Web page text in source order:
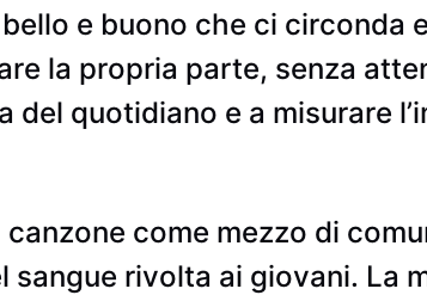
e buono che ci circonda
la propria parte, senza
quotidiano e a misurare
come mezzo di
sangue rivolta ai giovani. La